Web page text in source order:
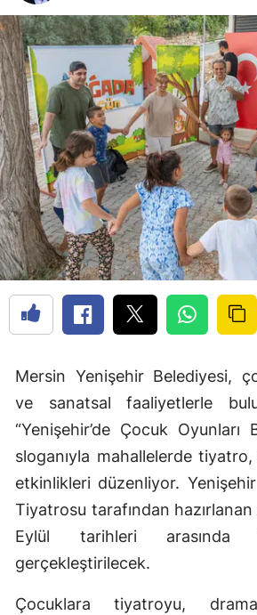
Mersin Yenişehir Belediyesi,
ve sanatsal faaliyetlerle
“Yenişehir’de Çocuk Oyunları
sloganıyla mahallelerde
etkinlikleri düzenliyor.
Tiyatrosu tarafından
Eylül tarihleri arasında
gerçekleştirilecek.
Çocuklara tiyatroyu,